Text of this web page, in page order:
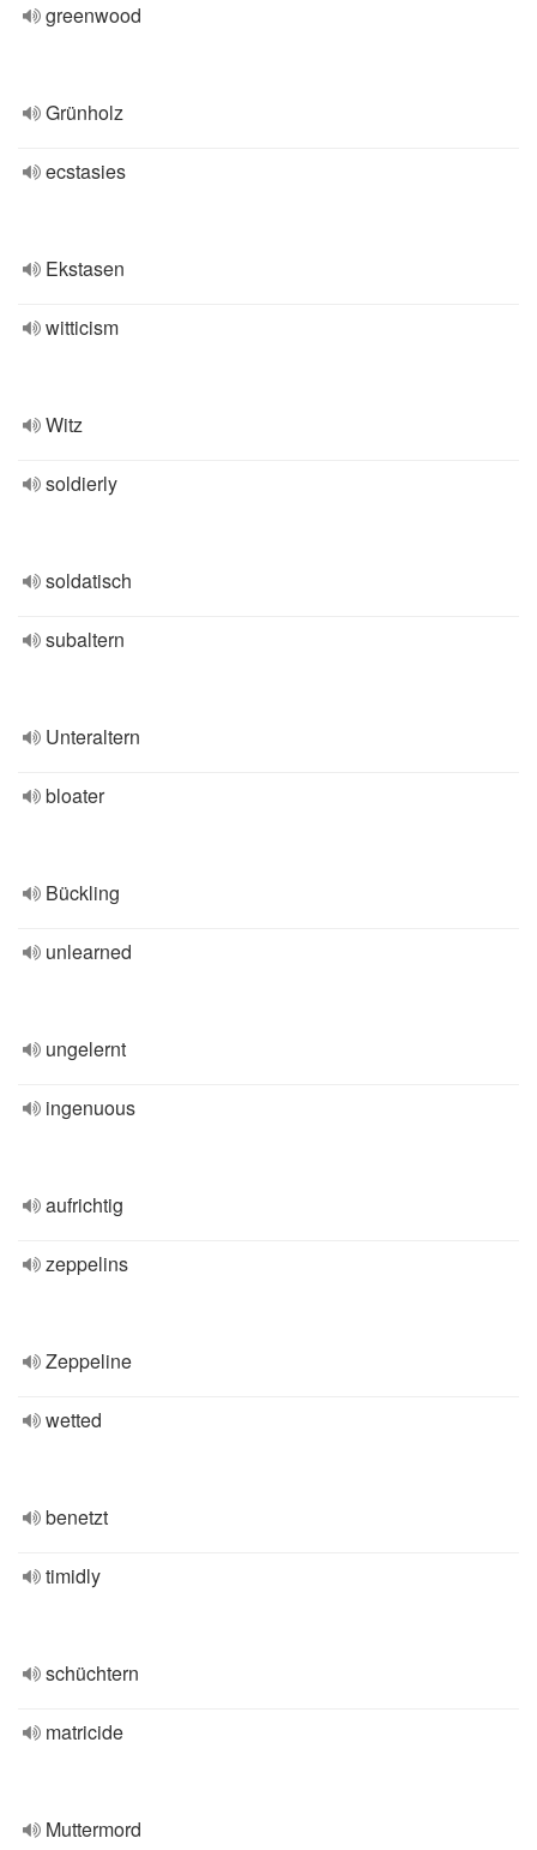
greenwood
Grünholz
ecstasies
Ekstasen
witticism
Witz
soldierly
soldatisch
subaltern
Unteraltern
bloater
Bückling
unlearned
ungelernt
ingenuous
aufrichtig
zeppelins
Zeppeline
wetted
benetzt
timidly
schüchtern
matricide
Muttermord